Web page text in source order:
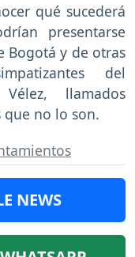
qué sucederá
presentarse
Bogotá y de otras
del
llamados
no lo son.
NEWS